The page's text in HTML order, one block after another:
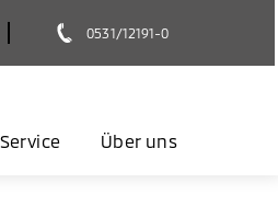
0531/12191-0
Service Über uns